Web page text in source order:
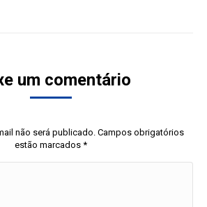
um comentário
não será publicado. Campos obrigatórios
estão marcados *